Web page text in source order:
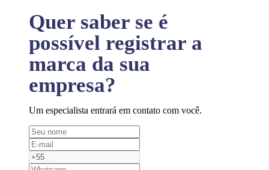
Quer saber se é
possível registrar a
marca da sua
empresa?
Um especialista entrará em contato com você.